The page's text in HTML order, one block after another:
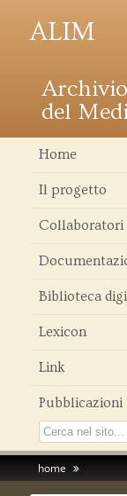
ALIM
del
Home
Il progetto
Collaboratori
Biblioteca
Lexicon
Link
Pubblicazioni
home